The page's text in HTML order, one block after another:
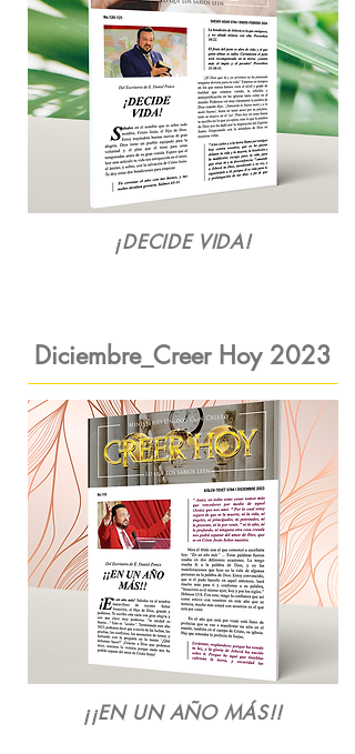
¡DECIDE VIDA!
Diciembre_Creer Hoy 2023
¡¡EN UN AÑO MÁS!!